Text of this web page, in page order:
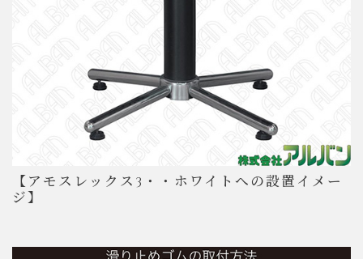
【アモスレックス3・・ホワイトへの設置イメー
ジ】